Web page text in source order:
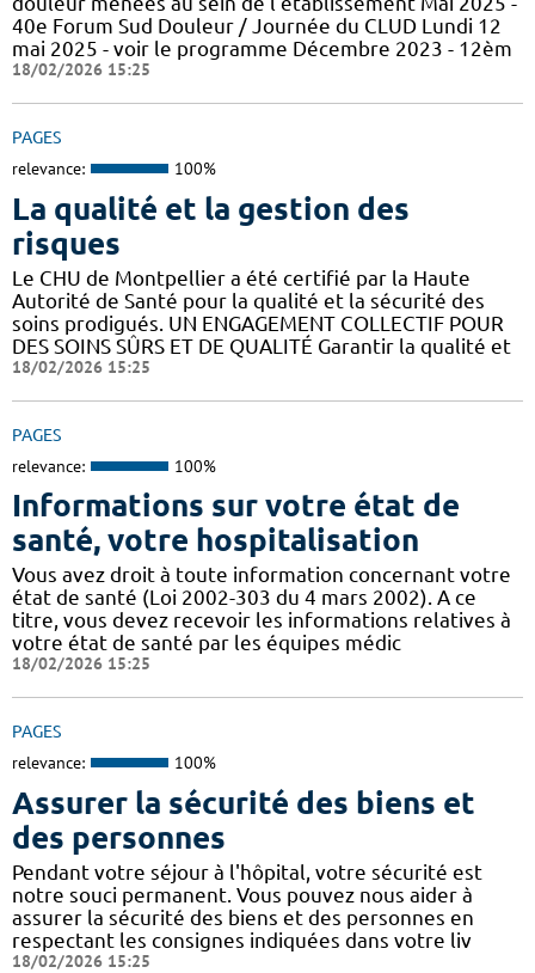
40e Forum Sud Douleur / Journée du CLUD Lundi 12
mai 2025 - voir le programme Décembre 2023 - 12èm
18/02/2026 15:25
PAGES
relevance: 100%
La qualité et la gestion des
risques
Le CHU de Montpellier a été certifié par la Haute
Autorité de Santé pour la qualité et la sécurité des
soins prodigués. UN ENGAGEMENT COLLECTIF POUR
DES SOINS SÛRS ET DE QUALITÉ Garantir la qualité et
18/02/2026 15:25
PAGES
relevance: 100%
Informations sur votre état de
santé, votre hospitalisation
Vous avez droit à toute information concernant votre
état de santé (Loi 2002-303 du 4 mars 2002). A ce
titre, vous devez recevoir les informations relatives à
votre état de santé par les équipes médic
18/02/2026 15:25
PAGES
relevance: 100%
Assurer la sécurité des biens et
des personnes
Pendant votre séjour à l'hôpital, votre sécurité est
notre souci permanent. Vous pouvez nous aider à
assurer la sécurité des biens et des personnes en
respectant les consignes indiquées dans votre liv
18/02/2026 15:25